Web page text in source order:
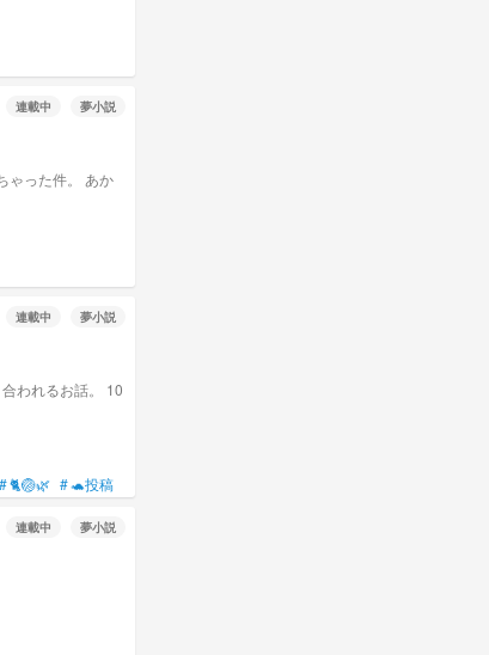
連載中 夢小説
連載中 夢小説
れるお話。 10
#🐈🏐🌿‬ #🐢投稿
連載中 夢小説